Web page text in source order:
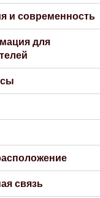
и современность
для
связь